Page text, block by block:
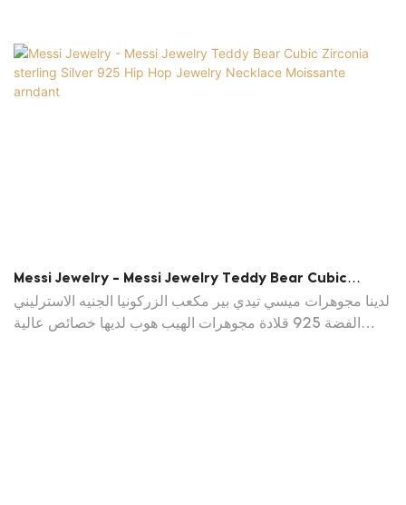
Messi Jewelry - Messi Jewelry Teddy Bear Cubic
Zirconia Sterling Silver 925 Hip Hop Jewelry Necklace
Moissante Arndant
لدينا مجوهرات ميسي تيدي بير مكعب الزركونيا الجنيه الاسترليني
الفضة 925 قلادة مجوهرات الهيب هوب لديها خصائص عالية